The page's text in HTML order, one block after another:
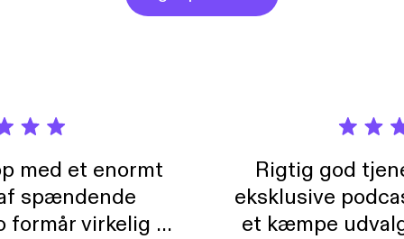
med et enormt
spændende
formår virkelig at
Rigtig god
eksklusive
et kæmpe